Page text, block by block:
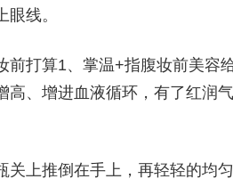
线。
前打算1、掌温+指腹妆前美容
高、增进血液循环，有了红润
关上推倒在手上，再轻轻的均